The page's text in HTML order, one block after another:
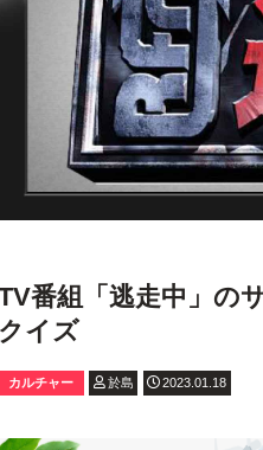
番組「逃走中」の
クイズ
カルチャー 於島 2023.01.18